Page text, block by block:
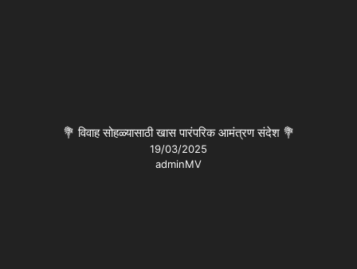
💐 विवाह सोहळ्यासाठी खास पारंपरिक आमंत्रण संदेश 💐
19/03/2025
adminMV